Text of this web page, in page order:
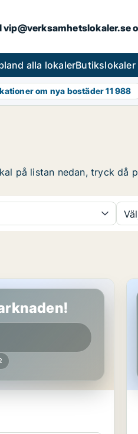
alla lokaler
om nya bostäder11 988
på listan nedan, tryck